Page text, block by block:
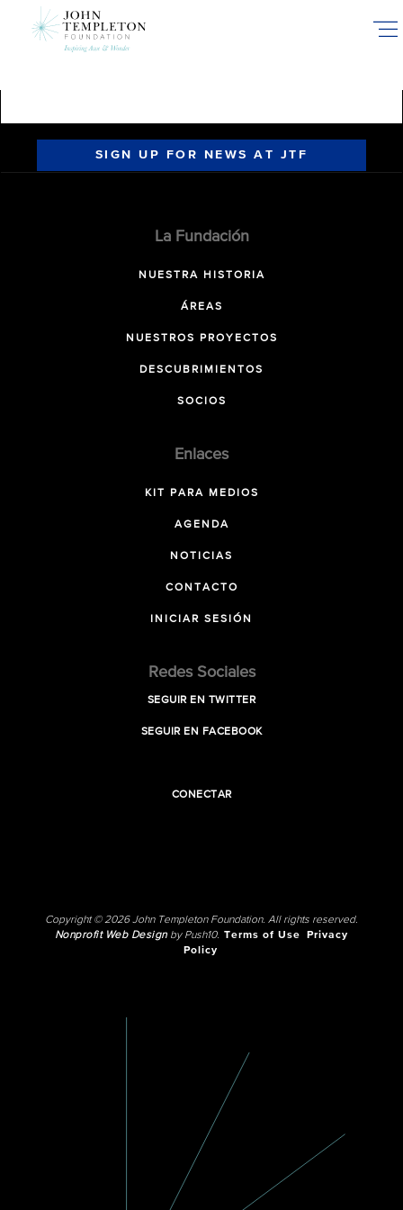
SIGN UP FOR NEWS AT JTF
La Fundación
NUESTRA HISTORIA
ÁREAS
NUESTROS PROYECTOS
DESCUBRIMIENTOS
SOCIOS
Enlaces
KIT PARA MEDIOS
AGENDA
NOTICIAS
CONTACTO
INICIAR SESIÓN
Redes Sociales
SEGUIR EN TWITTER
SEGUIR EN FACEBOOK
CONECTAR
Copyright © 2026 John Templeton Foundation. All rights reserved.
Nonprofit Web Designby Push10. Terms of Use
Privacy
Policy